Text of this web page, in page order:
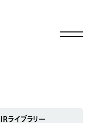
IRライブラリー